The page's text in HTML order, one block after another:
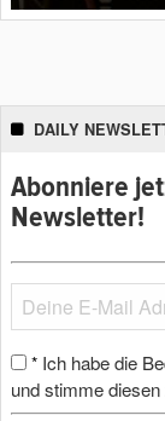
DAILY
Abonniere
Newsletter!
* Ich habe die
und stimme diesen